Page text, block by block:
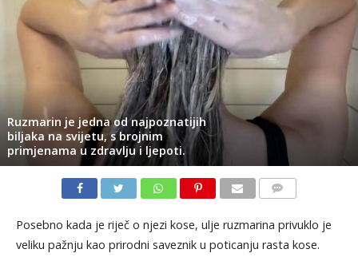
Ruzmarin je jedna od najpoznatijih
biljaka na svijetu, s brojnim
primjenama u zdravlju i ljepoti.
Posebno kada je riječ o njezi kose, ulje ruzmarina privuklo je
veliku pažnju kao prirodni saveznik u poticanju rasta kose.